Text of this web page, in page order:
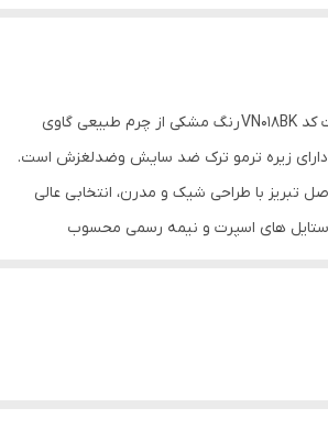
ونس چرم مردانه اسپرت کد VN018BK رنگ مشکی از چرم طبیعی گاوی
زیره ترمو ترک ضد سایش وضدلغزش است.
با طراحی شیک و مدرن، انتخابی عالی
استایل های اسپرت و نیمه رسمی محسوب